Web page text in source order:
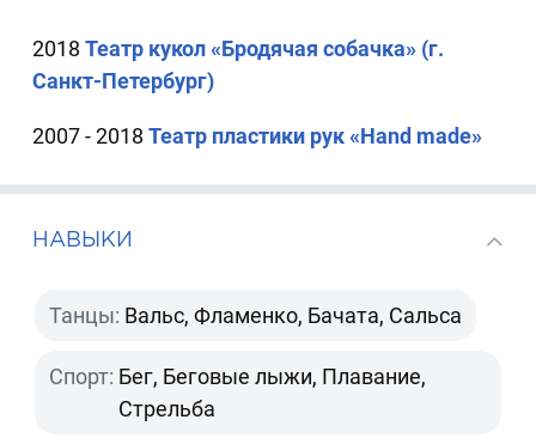
2018Театр кукол «Бродячая собачка» (г.
Санкт-Петербург)
2007 - 2018Театр пластики рук «Hand made»
НАВЫКИ
Танцы: Вальс, Фламенко, Бачата, Сальса
Спорт: Бег, Беговые лыжи, Плавание,
Стрельба